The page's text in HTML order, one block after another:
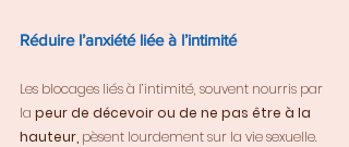
Réduire l’anxiété liée à l’intimité
Les blocages liés à l’intimité, souvent nourris par
la peur de décevoir ou de ne pas être à la
hauteur, pèsent lourdement sur la vie sexuelle.